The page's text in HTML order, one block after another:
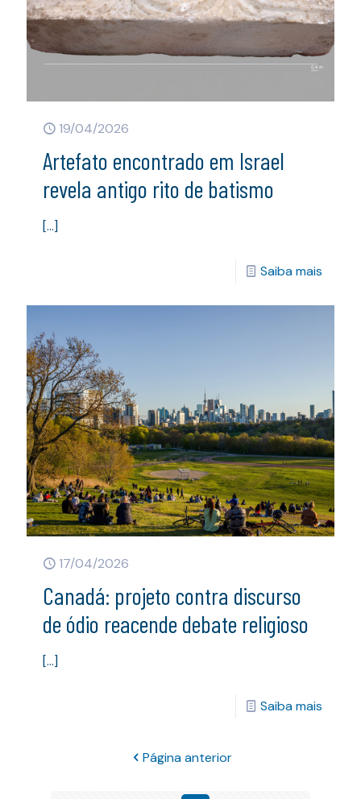
19/04/2026
Artefato encontrado em Israel
revela antigo rito de batismo
[…]
Saiba mais
17/04/2026
Canadá: projeto contra discurso
de ódio reacende debate religioso
[…]
Saiba mais
Página anterior